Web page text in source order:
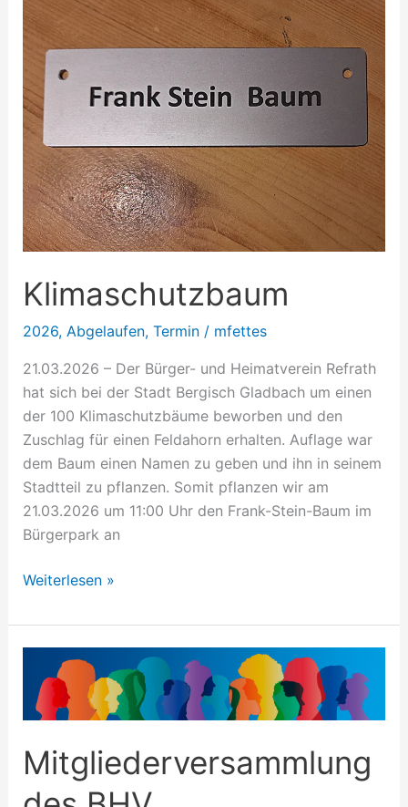
Klimaschutzbaum
2026, Abgelaufen, Termin/ mfettes
21.03.2026 – Der Bürger- und Heimatverein Refrath
hat sich bei der Stadt Bergisch Gladbach um einen
der 100 Klimaschutzbäume beworben und den
Zuschlag für einen Feldahorn erhalten. Auflage war
dem Baum einen Namen zu geben und ihn in seinem
Stadtteil zu pflanzen. Somit pflanzen wir am
21.03.2026 um 11:00 Uhr den Frank-Stein-Baum im
Bürgerpark an
Weiterlesen »
Mitgliederversammlung
Mitgliederversammlung
des
BHV